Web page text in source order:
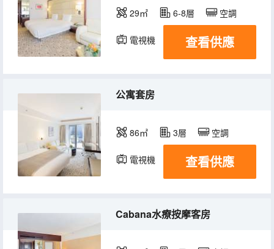
29㎡ 6-8層 空調
電視機 查看供應
公寓套房
86㎡ 3層 空調
電視機 查看供應
Cabana水療按摩客房